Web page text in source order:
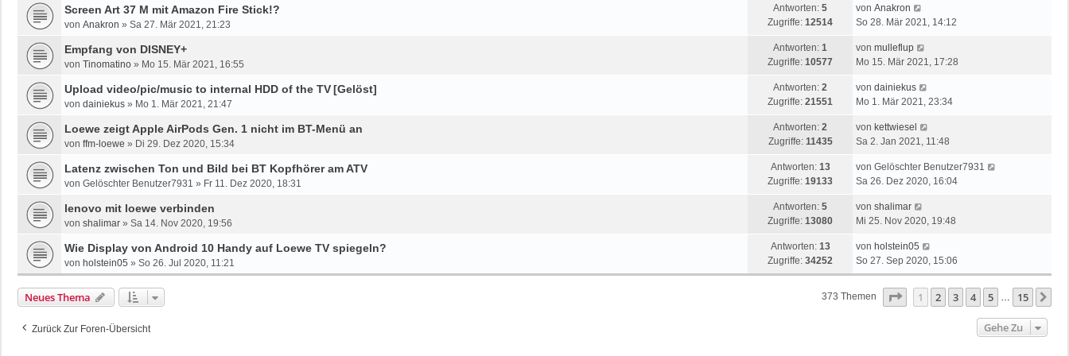
Screen Art 37 M mit Amazon Fire Stick!?
von Anakron » Sa 27. Mär 2021, 21:23
Antworten: 5
Zugriffe: 12514
von Anakron
So 28. Mär 2021, 14:12
Empfang von DISNEY+
von Tinomatino » Mo 15. Mär 2021, 16:55
Antworten: 1
Zugriffe: 10577
von mulleflup
Mo 15. Mär 2021, 17:28
Upload video/pic/music to internal HDD of the TV[Gelöst]
von dainiekus » Mo 1. Mär 2021, 21:47
Antworten: 2
Zugriffe: 21551
von dainiekus
Mo 1. Mär 2021, 23:34
Loewe zeigt Apple AirPods Gen. 1 nicht im BT-Menü an
von ffm-loewe » Di 29. Dez 2020, 15:34
Antworten: 2
Zugriffe: 11435
von kettwiesel
Sa 2. Jan 2021, 11:48
Latenz zwischen Ton und Bild bei BT Kopfhörer am ATV
von Gelöschter Benutzer7931 » Fr 11. Dez 2020, 18:31
Antworten: 13
Zugriffe: 19133
von Gelöschter Benutzer7931
Sa 26. Dez 2020, 16:04
lenovo mit loewe verbinden
von shalimar » Sa 14. Nov 2020, 19:56
Antworten: 5
Zugriffe: 13080
von shalimar
Mi 25. Nov 2020, 19:48
Wie Display von Android 10 Handy auf Loewe TV spiegeln?
von holstein05 » So 26. Jul 2020, 11:21
Antworten: 13
Zugriffe: 34252
von holstein05
So 27. Sep 2020, 15:06
Neues Thema 373 Themen Seite Von
1 2 3 4 5 … 15
Zurück Zur Foren-Übersicht Gehe Zu